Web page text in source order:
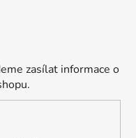
zasílat informace o